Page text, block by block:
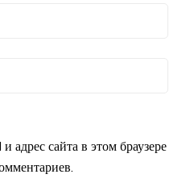
адрес сайта в этом браузере